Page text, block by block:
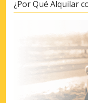
¿Por Qué Alquilar